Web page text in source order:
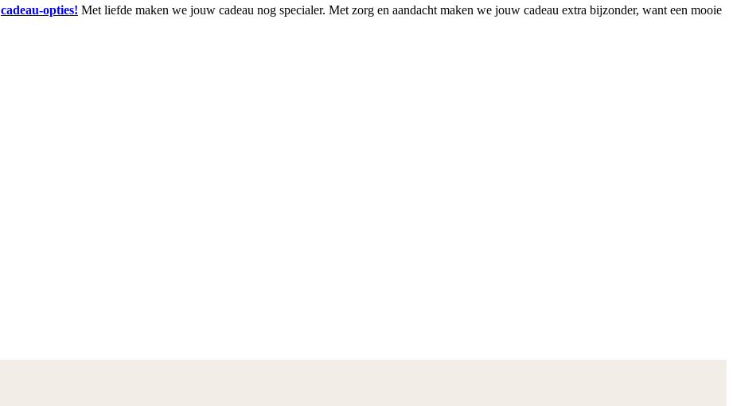
cadeau-opties! Met liefde maken we jouw cadeau nog specialer. Met zorg en aandacht maken we jouw cadeau extra bijzonder, want een mooie